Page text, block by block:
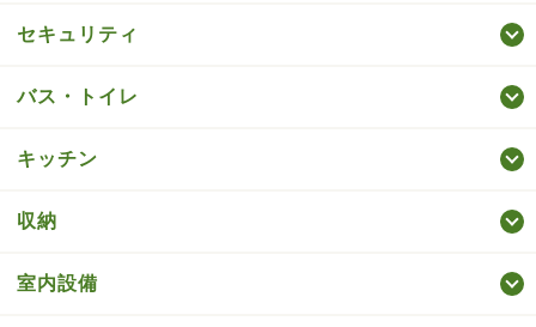
セキュリティ
バス・トイレ
キッチン
収納
室内設備